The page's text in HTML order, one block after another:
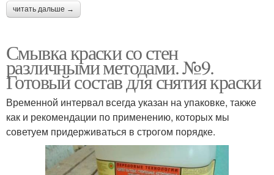
читать дальше →
Смывка краски со стен
различными методами. №9.
Готовый состав для снятия краски
Временной интервал всегда указан на упаковке, также
как и рекомендации по применению, которых мы
советуем придерживаться в строгом порядке.